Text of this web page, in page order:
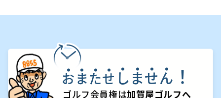
おまたせ し ません ！
ゴルフ会員権は加賀屋ゴルフへ